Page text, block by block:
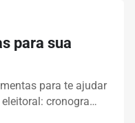
para sua
para te ajudar
cronogra…